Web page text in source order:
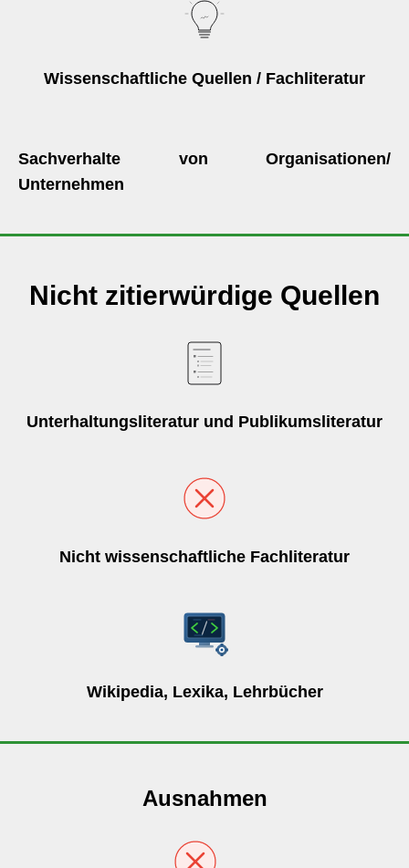
Wissenschaftliche Quellen / Fachliteratur
Sachverhalte von Organisationen/
Unternehmen
Nicht zitierwürdige Quellen
Unterhaltungsliteratur und Publikumsliteratur
Nicht wissenschaftliche Fachliteratur
Wikipedia, Lexika, Lehrbücher
Ausnahmen